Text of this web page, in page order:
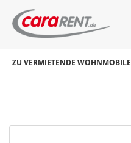
ZU VERMIETENDE WOHNMOBILE